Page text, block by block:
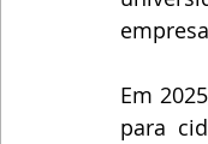
Em
para